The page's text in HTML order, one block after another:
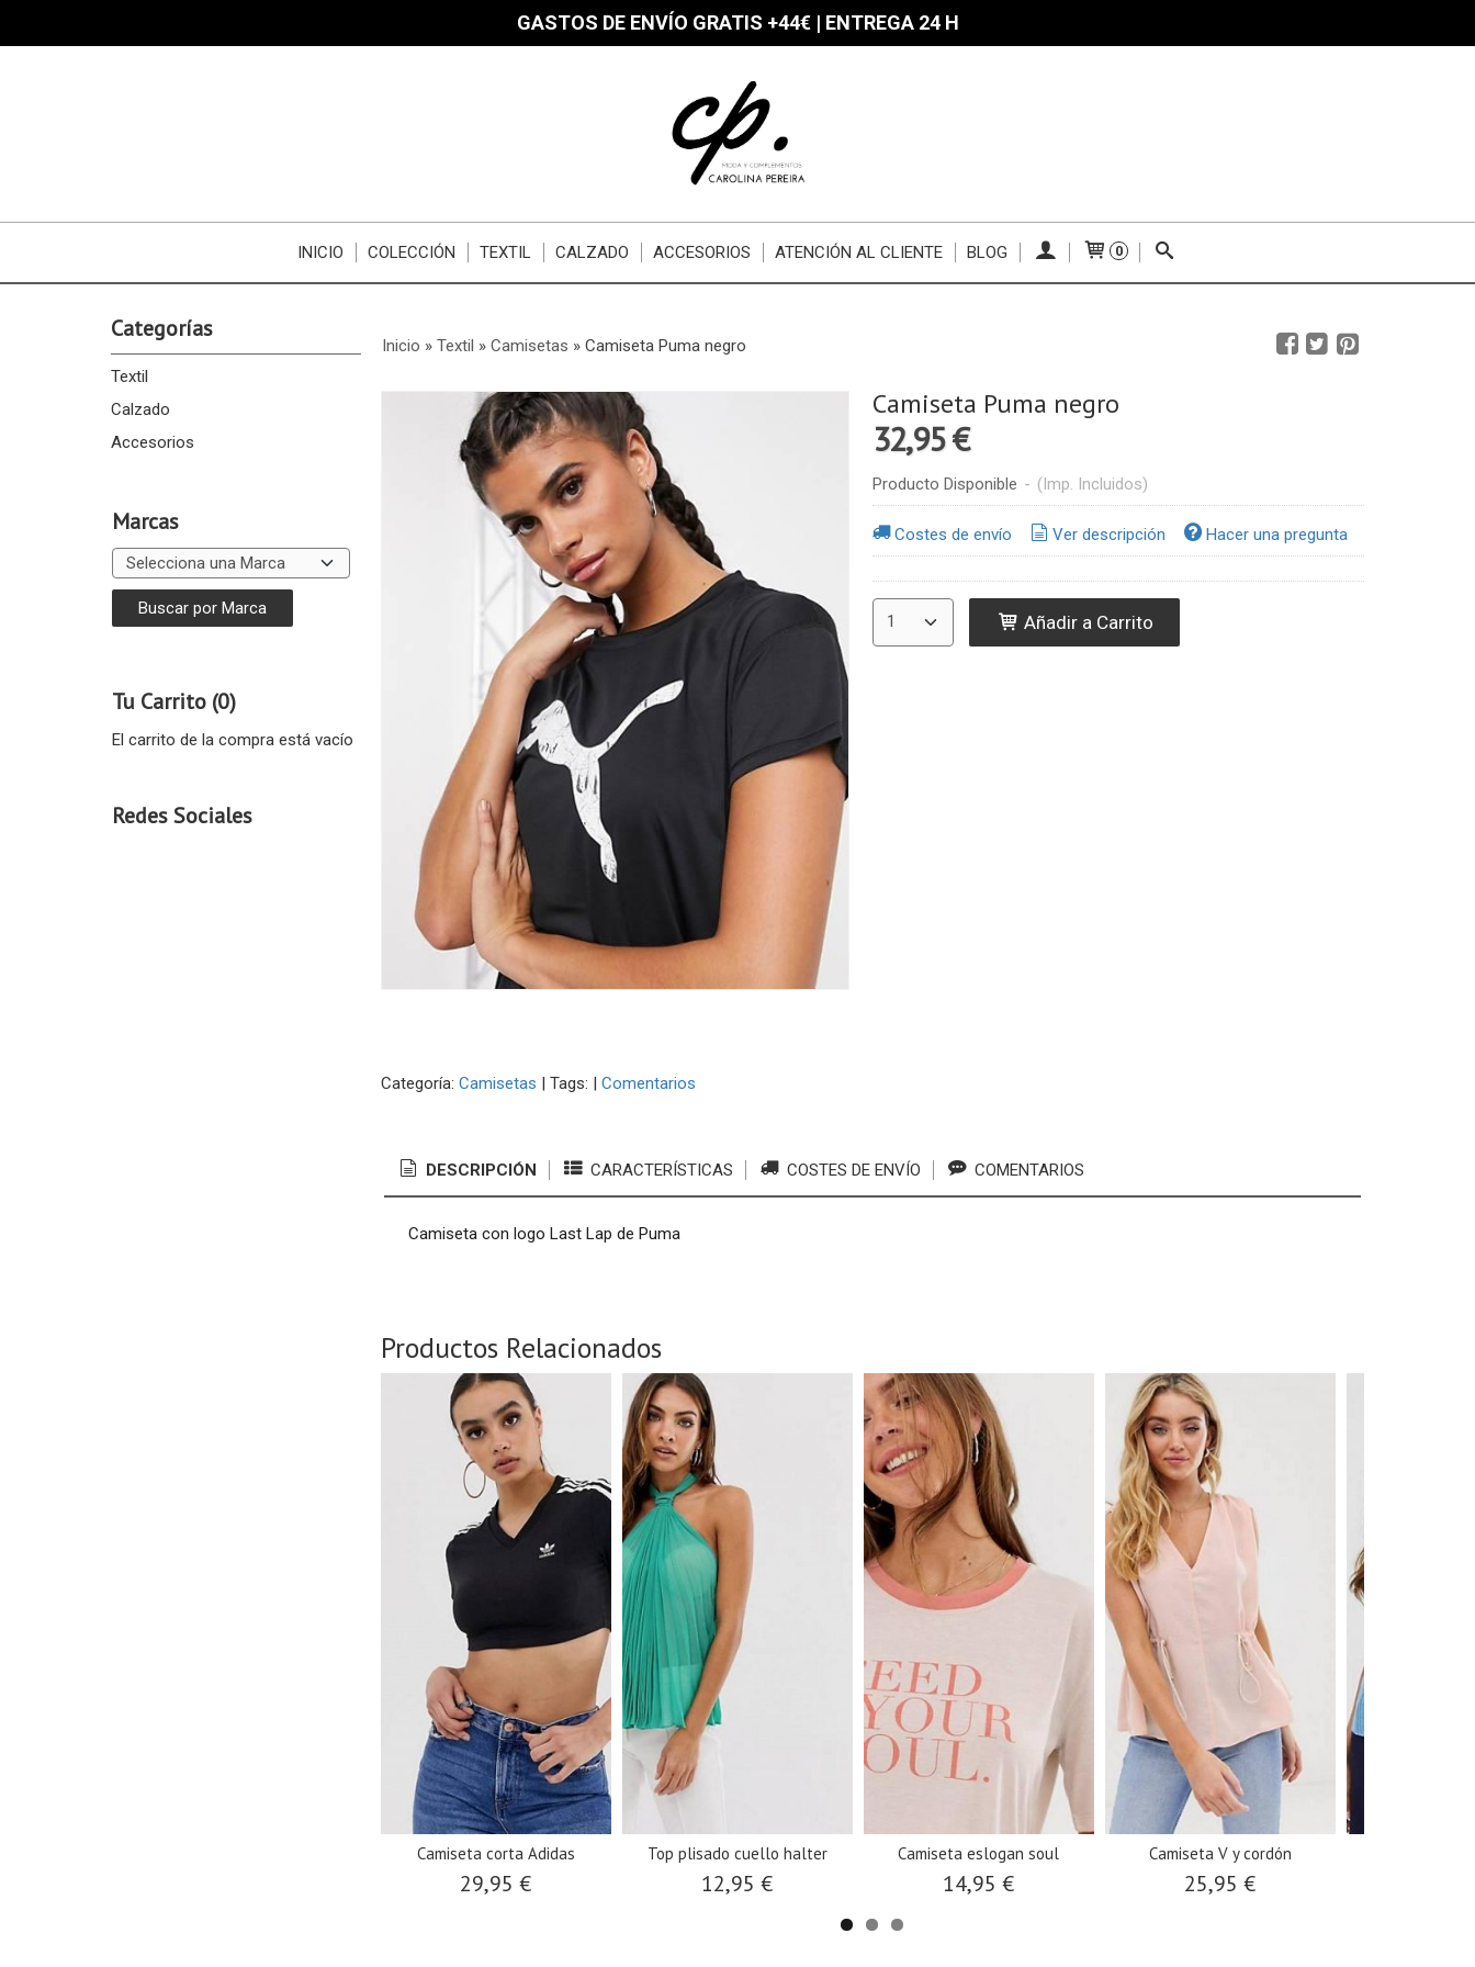
GASTOS DE ENVÍO GRATIS +44€ | ENTREGA 24 H
INICIO COLECCIÓN TEXTIL CALZADO ACCESORIOS ATENCIÓN AL CLIENTE BLOG 0
Categorías
Textil
Calzado
Accesorios
Marcas
Tu Carrito (0)
El carrito de la compra está vacío
Redes Sociales
Inicio » Textil » Camisetas » Camiseta Puma negro
Camiseta Puma negro
32,95 €
Producto Disponible - (Imp. Incluidos)
Costes de envío Ver descripción Hacer una pregunta
Añadir a Carrito
Categoría: Camisetas | Tags: | Comentarios
DESCRIPCIÓN CARACTERÍSTICAS COSTES DE ENVÍO COMENTARIOS
Camiseta con logo Last Lap de Puma
Productos Relacionados
Camiseta corta Adidas
29,95 €
Top plisado cuello halter
12,95 €
Camiseta eslogan soul
14,95 €
Camiseta V y cordón
25,95 €